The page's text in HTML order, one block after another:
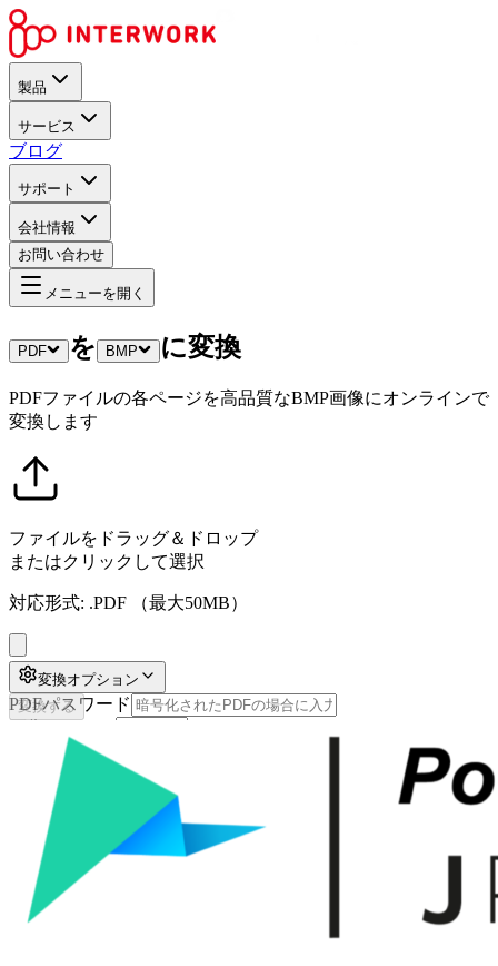
製品
サービス
ブログ
サポート
会社情報
お問い合わせ
メニューを開く
PDF を BMP に変換
PDFファイルの各ページを高品質なBMP画像にオンラインで
変換します
ファイルをドラッグ＆ドロップ
またはクリックして選択
対応形式: .PDF （最大50MB）
変換オプション
PDFパスワード
変換する